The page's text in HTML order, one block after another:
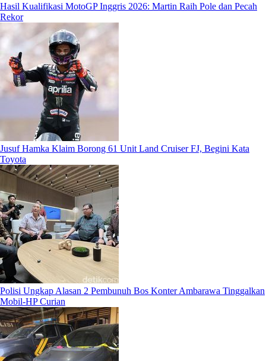
Hasil Kualifikasi MotoGP Inggris 2026: Martin Raih Pole dan Pecah
Rekor
Jusuf Hamka Klaim Borong 61 Unit Land Cruiser FJ, Begini Kata
Toyota
Polisi Ungkap Alasan 2 Pembunuh Bos Konter Ambarawa Tinggalkan
Mobil-HP Curian